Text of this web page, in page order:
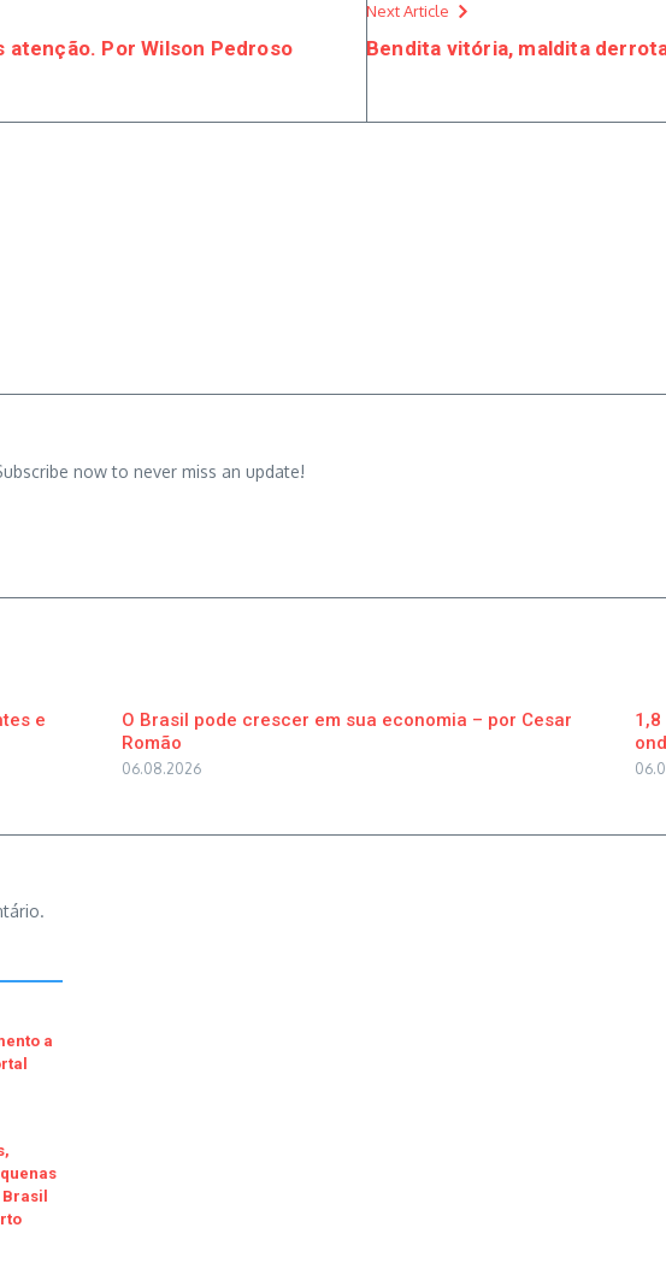
Por Wilson Pedroso
Next Article
Bendita vitória, maldita
now to never miss an update!
e
O Brasil pode crescer em sua economia – por Cesar
Romão
06.08.2026
a